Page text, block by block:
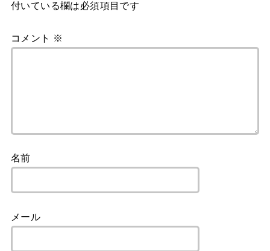
付いている欄は必須項目です
コメント ※
名前
メール